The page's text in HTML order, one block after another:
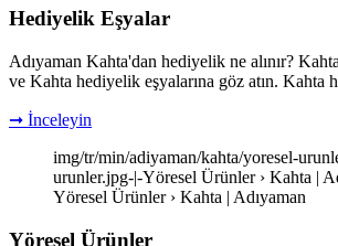
Hediyelik Eşyalar
Adıyaman Kahta'dan hediyelik ne alınır?
ve Kahta hediyelik eşyalarına göz atın. Kahta
➞ İnceleyin
img/tr/min/adiyaman/kahta/yoresel-
urunler.jpg-|-Yöresel Ürünler › Kahta |
Yöresel Ürünler › Kahta | Adıyaman
Yöresel Ürünler